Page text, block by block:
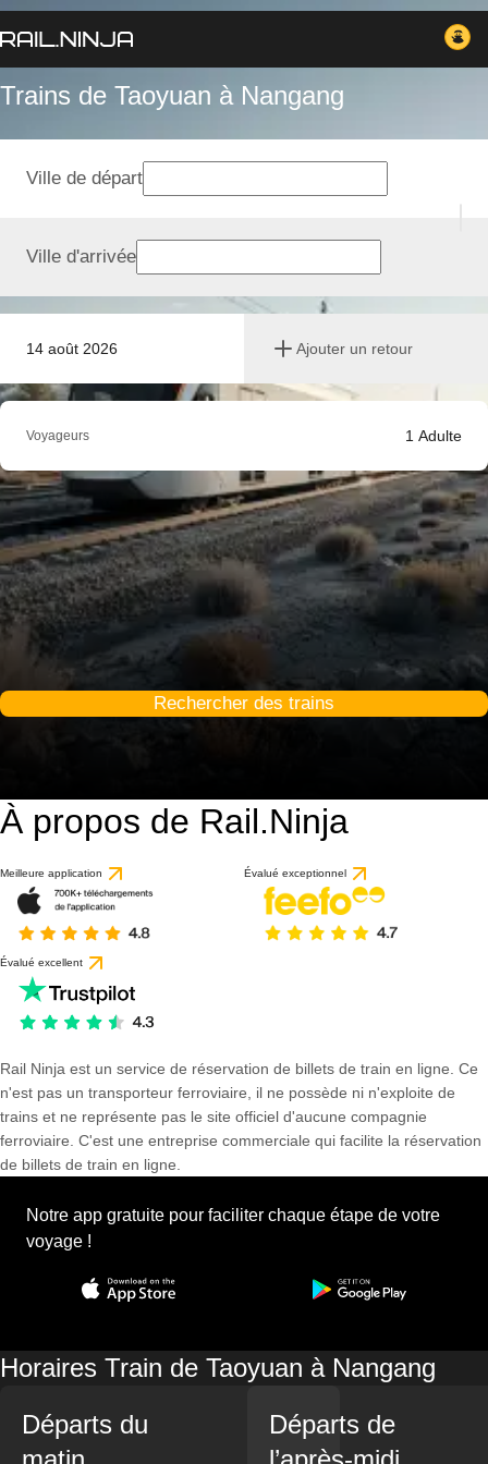
Trains de Taoyuan à Nangang
14 août 2026 Ajouter un retour
Ville de départ
Ville d'arrivée
Voyageurs 1 Adulte
Rechercher des trains
À propos de Rail.Ninja
Meilleure application Évalué exceptionnel
Évalué excellent
Rail Ninja est un service de réservation de billets de train en ligne. Ce
n'est pas un transporteur ferroviaire, il ne possède ni n'exploite de
trains et ne représente pas le site officiel d'aucune compagnie
ferroviaire. C'est une entreprise commerciale qui facilite la réservation
de billets de train en ligne.
Notre app gratuite pour faciliter chaque étape de votre
voyage !
Horaires Train de Taoyuan à Nangang
Départs du
Départs de